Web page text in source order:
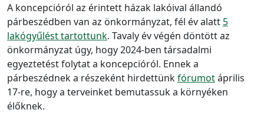
A koncepcióról az érintett házak lakóival állandó
párbeszédben van az önkormányzat, fél év alatt 5
lakógyűlést tartottunk. Tavaly év végén döntött az
önkormányzat úgy, hogy 2024-ben társadalmi
egyeztetést folytat a koncepcióról. Ennek a
párbeszédnek a részeként hirdettünkfórumotáprilis
17-re, hogy a terveinket bemutassuk a környéken
élőknek.